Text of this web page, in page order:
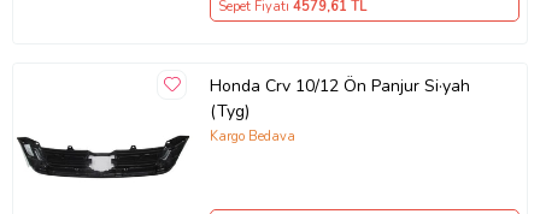
Sepet Fiyatı 4579,61 TL
Honda Crv 10/12 Ön Panjur Si·yah
(Tyg)
Kargo Bedava